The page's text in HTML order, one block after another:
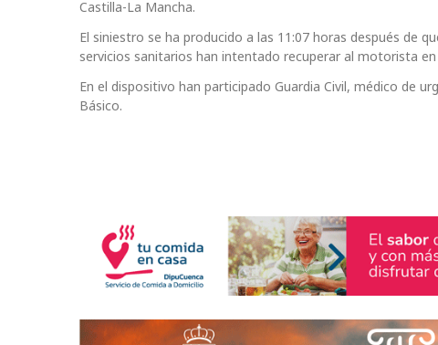
Castilla-La Mancha.
El siniestro se ha producido a las 11:07 horas después de
servicios sanitarios han intentado recuperar al motorista
En el dispositivo han participado Guardia Civil, médico de
Básico.